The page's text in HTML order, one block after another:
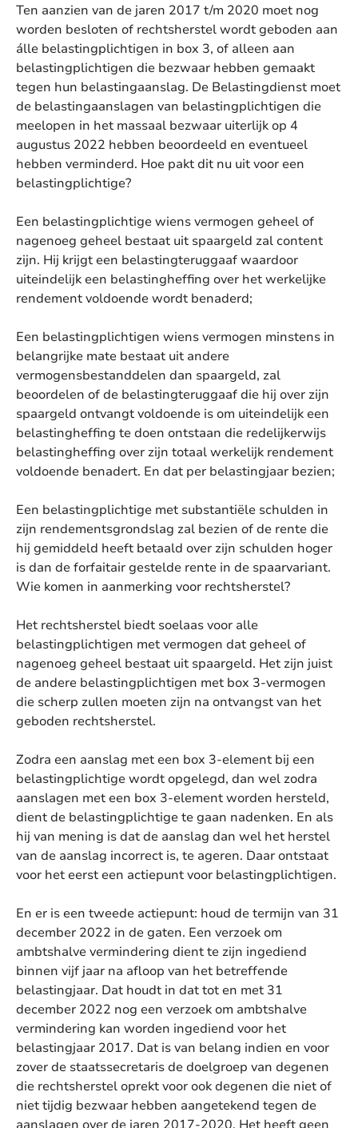
Ten aanzien van de jaren 2017 t/m 2020 moet nog
worden besloten of rechtsherstel wordt geboden aan
álle belastingplichtigen in box 3, of alleen aan
belastingplichtigen die bezwaar hebben gemaakt
tegen hun belastingaanslag. De Belastingdienst moet
de belastingaanslagen van belastingplichtigen die
meelopen in het massaal bezwaar uiterlijk op 4
augustus 2022 hebben beoordeeld en eventueel
hebben verminderd. Hoe pakt dit nu uit voor een
belastingplichtige?
Een belastingplichtige wiens vermogen geheel of
nagenoeg geheel bestaat uit spaargeld zal content
zijn. Hij krijgt een belastingteruggaaf waardoor
uiteindelijk een belastingheffing over het werkelijke
rendement voldoende wordt benaderd;
Een belastingplichtigen wiens vermogen minstens in
belangrijke mate bestaat uit andere
vermogensbestanddelen dan spaargeld, zal
beoordelen of de belastingteruggaaf die hij over zijn
spaargeld ontvangt voldoende is om uiteindelijk een
belastingheffing te doen ontstaan die redelijkerwijs
belastingheffing over zijn totaal werkelijk rendement
voldoende benadert. En dat per belastingjaar bezien;
Een belastingplichtige met substantiële schulden in
zijn rendementsgrondslag zal bezien of de rente die
hij gemiddeld heeft betaald over zijn schulden hoger
is dan de forfaitair gestelde rente in de spaarvariant.
Wie komen in aanmerking voor rechtsherstel?
Het rechtsherstel biedt soelaas voor alle
belastingplichtigen met vermogen dat geheel of
nagenoeg geheel bestaat uit spaargeld. Het zijn juist
de andere belastingplichtigen met box 3-vermogen
die scherp zullen moeten zijn na ontvangst van het
geboden rechtsherstel.
Zodra een aanslag met een box 3-element bij een
belastingplichtige wordt opgelegd, dan wel zodra
aanslagen met een box 3-element worden hersteld,
dient de belastingplichtige te gaan nadenken. En als
hij van mening is dat de aanslag dan wel het herstel
van de aanslag incorrect is, te ageren. Daar ontstaat
voor het eerst een actiepunt voor belastingplichtigen.
En er is een tweede actiepunt: houd de termijn van 31
december 2022 in de gaten. Een verzoek om
ambtshalve vermindering dient te zijn ingediend
binnen vijf jaar na afloop van het betreffende
belastingjaar. Dat houdt in dat tot en met 31
december 2022 nog een verzoek om ambtshalve
vermindering kan worden ingediend voor het
belastingjaar 2017. Dat is van belang indien en voor
zover de staatssecretaris de doelgroep van degenen
die rechtsherstel oprekt voor ook degenen die niet of
niet tijdig bezwaar hebben aangetekend tegen de